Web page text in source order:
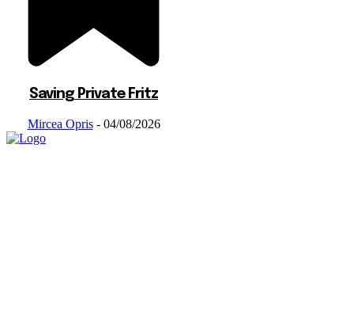
Saving Private Fritz
Mircea Opris - 04/08/2026